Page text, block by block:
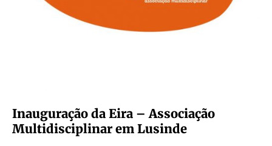
Inauguração da Eira – Associação
Multidisciplinar em Lusinde